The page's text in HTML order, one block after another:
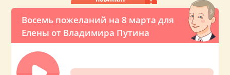
Восемь пожеланий на 8 марта для
Елены от Владимира Путина